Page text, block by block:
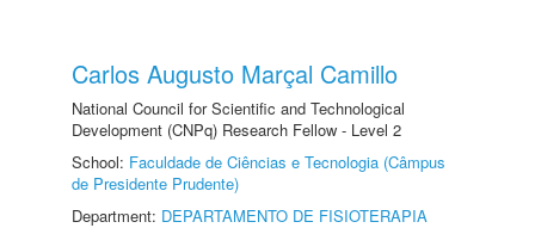
Carlos Augusto Marçal Camillo
National Council for Scientific and Technological
Development (CNPq) Research Fellow - Level 2
School: Faculdade de Ciências e Tecnologia (Câmpus
de Presidente Prudente)
Department: DEPARTAMENTO DE FISIOTERAPIA